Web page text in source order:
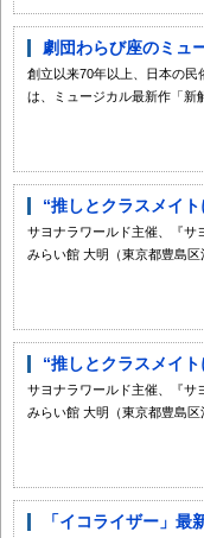
劇団わらび座のミュ
創立以来70年以上、日本の
は、ミュージカル最新作「新
“推しとクラスメイ
サヨナラワールド主催、『サ
みらい館 大明（東京都豊島区
“推しとクラスメイ
サヨナラワールド主催、『サ
みらい館 大明（東京都豊島区
「イコライザー」